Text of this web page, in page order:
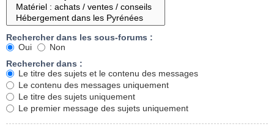
Rechercher dans les sous-forums :
Oui
Non
Rechercher dans :
Le titre des sujets et le contenu des messages
Le contenu des messages uniquement
Le titre des sujets uniquement
Le premier message des sujets uniquement